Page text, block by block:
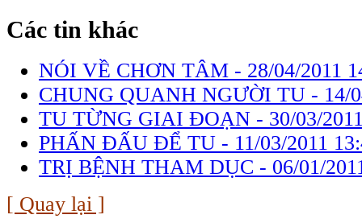
Các tin khác
NÓI VỀ CHƠN TÂM - 28/04/2011
CHUNG QUANH NGƯỜI TU - 14/
TU TỪNG GIAI ĐOẠN - 30/03/
PHẤN ĐẤU ĐỂ TU - 11/03/2011
TRỊ BỆNH THAM DỤC - 06/01/
[ Quay lại ]